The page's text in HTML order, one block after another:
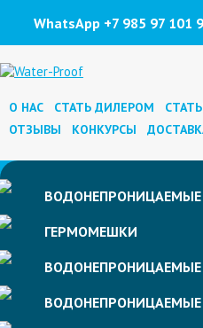
WhatsApp +7 985 97 101
О НАС СТАТЬ ДИЛЕРОМ
ОТЗЫВЫ
КОНКУРСЫ
ВОДОНЕПРОНИЦАЕМЫЕ
ГЕРМОМЕШКИ
ВОДОНЕПРОНИЦАЕМЫЕ
ВОДОНЕПРОНИЦАЕМЫЕ